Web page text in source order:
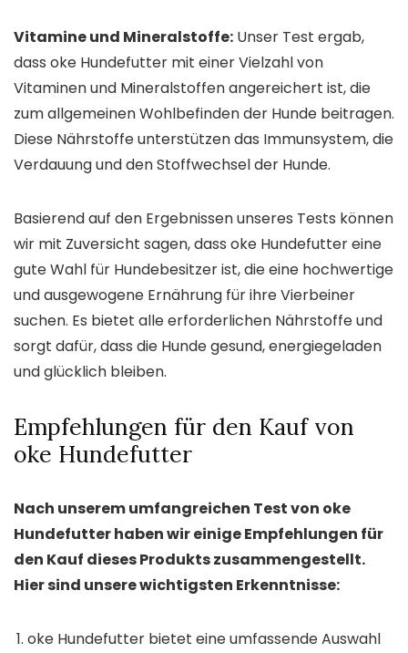
Vitamine und Mineralstoffe: Unser Test ergab,
dass oke Hundefutter mit einer Vielzahl von
Vitaminen und Mineralstoffen angereichert ist, die
zum allgemeinen Wohlbefinden der Hunde beitragen.
Diese Nährstoffe unterstützen das Immunsystem, die
Verdauung und den Stoffwechsel der Hunde.
Basierend auf den Ergebnissen unseres Tests können
wir mit Zuversicht sagen, dass oke Hundefutter eine
gute Wahl für Hundebesitzer ist, die eine hochwertige
und ausgewogene Ernährung für ihre Vierbeiner
suchen. Es bietet alle erforderlichen Nährstoffe und
sorgt dafür, dass die Hunde gesund, energiegeladen
und glücklich bleiben.
Empfehlungen für den Kauf von
oke Hundefutter
Nach unserem umfangreichen Test von oke
Hundefutter haben wir einige Empfehlungen für
den Kauf dieses Produkts zusammengestellt.
Hier sind unsere wichtigsten Erkenntnisse:
oke Hundefutter bietet eine umfassende Auswahl